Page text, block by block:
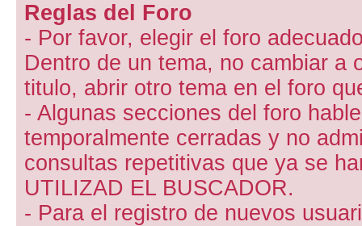
Reglas del Foro
- Por favor, elegir el foro
Dentro de un tema, no cambiar a
titulo, abrir otro tema en el foro
- Algunas secciones del foro
temporalmente cerradas y no
consultas repetitivas que ya se
UTILIZAD EL BUSCADOR.
- Para el registro de nuevos